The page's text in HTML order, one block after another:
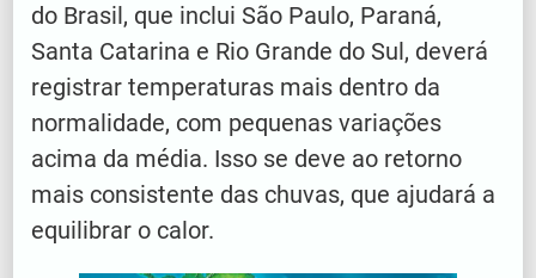
do Brasil, que inclui São Paulo, Paraná,
Santa Catarina e Rio Grande do Sul, deverá
registrar temperaturas mais dentro da
normalidade, com pequenas variações
acima da média. Isso se deve ao retorno
mais consistente das chuvas, que ajudará a
equilibrar o calor.